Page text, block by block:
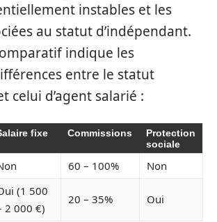
instables et les
au statut d’indépendant.
indique les
entre le statut
celui d’agent salarié :
fixe Commissions
Protection
sociale
60 – 100%
Non
(1 500
2 000 €)
20 – 35% Oui